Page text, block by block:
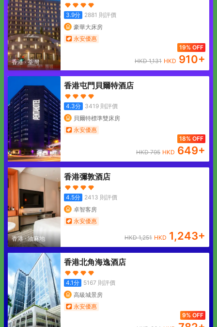
香港·荃灣
3.9分 2881 則評價
豪華大床房
永安優惠
19% OFF
HKD1,131 HKD 910+
香港屯門貝爾特酒店
4.3分 3419則評價
貝爾特標準雙床房
永安優惠
18% OFF
HKD795 HKD 649+
香港·油麻地
香港彌敦酒店
4.5分 2413 則評價
卓智客房
永安優惠
HKD1,251 HKD 1,243+
香港北角海逸酒店
4.1分 5167 則評價
高級城景房
永安優惠
9% OFF